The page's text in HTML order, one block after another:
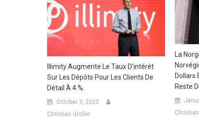
Illimity Augmente Le Taux D’intérêt
Sur Les Dépôts Pour Les Clients De
Détail À 4 %.
October 3, 2022
Christian Grolier
La
Dollars
Reste